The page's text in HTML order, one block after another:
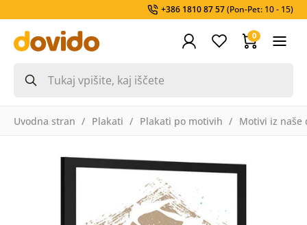
+386 1810 87 57(Pon-Pet: 10 - 15)
0
Uvodna stran Plakati Plakati po motivih Motivi iz naše